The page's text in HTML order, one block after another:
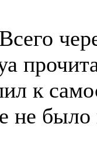
к
не было